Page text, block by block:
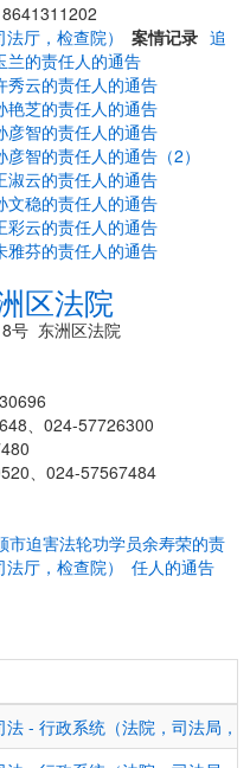
厅，检查院）
案情记录 追
兰的责任人的通告
秀云的责任人的通告
艳芝的责任人的通告
彦智的责任人的通告
智的责任人的通告（2）
淑云的责任人的通告
文稳的责任人的通告
彩云的责任人的通告
雅芬的责任人的通告
区法院
号 东洲区法院
、024-57726300
、024-57567484
厅，检查院）
市迫害法轮功学员余寿荣的责
任人的通告
法 - 行政系统（法院，司法局，